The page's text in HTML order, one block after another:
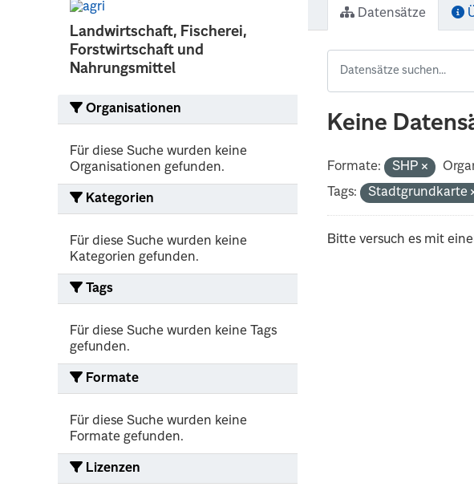
Landwirtschaft, Fischerei,
Forstwirtschaft und
Nahrungsmittel
Organisationen
Für diese Suche wurden keine
Organisationen gefunden.
Kategorien
Für diese Suche wurden keine
Kategorien gefunden.
Tags
Für diese Suche wurden keine Tags
gefunden.
Formate
Für diese Suche wurden keine
Formate gefunden.
Lizenzen
Datensätze
Keine
Formate: SHP
Tags:
Stadtgrundkarte
Bitte versuch es mit